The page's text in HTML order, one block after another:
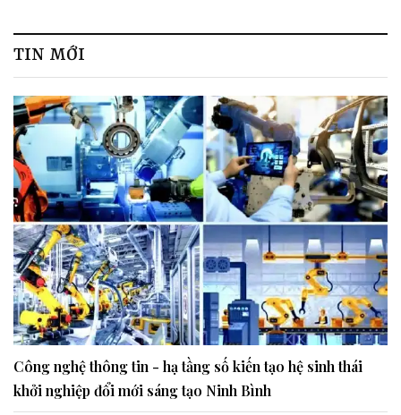
TIN MỚI
Công nghệ thông tin - hạ tầng số kiến tạo hệ sinh thái
khởi nghiệp đổi mới sáng tạo Ninh Bình